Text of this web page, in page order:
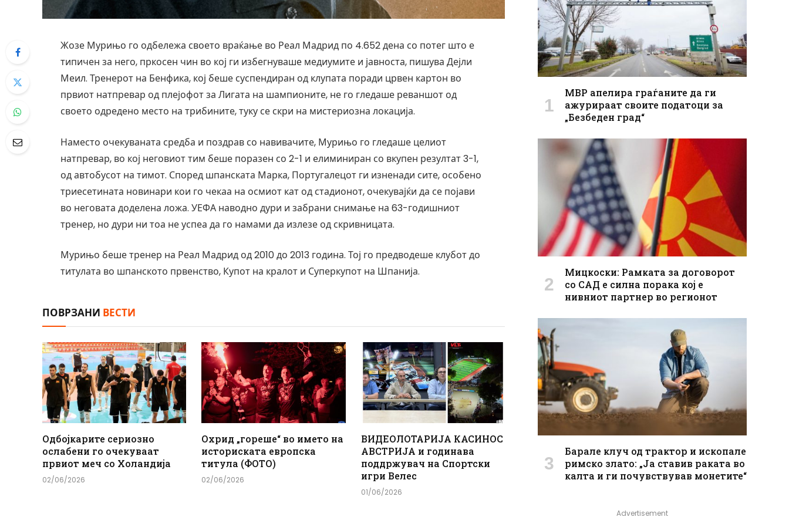
Жозе Мурињо го одбележа своето враќање во Реал Мадрид по 4.652 дена со потег што е
типичен за него, пркосен чин во кој ги избегнуваше медиумите и јавноста, пишува Дејли
Меил. Тренерот на Бенфика, кој беше суспендиран од клупата поради црвен картон во
првиот натпревар од плејофот за Лигата на шампионите, не го гледаше реваншот од
своето одредено место на трибините, туку се скри на мистериозна локација.
Наместо очекуваната средба и поздрав со навивачите, Мурињо го гледаше целиот
натпревар, во кој неговиот тим беше поразен со 2-1 и елиминиран со вкупен резултат 3-1,
од автобусот на тимот. Според шпанската Марка, Португалецот ги изненади сите, особено
триесетината новинари кои го чекаа на осмиот кат од стадионот, очекувајќи да се појави
во неговата доделена ложа. УЕФА наводно дури и забрани снимање на 63-годишниот
тренер, но дури ни тоа не успеа да го намами да излезе од скривницата.
Мурињо беше тренер на Реал Мадрид од 2010 до 2013 година. Тој го предводеше клубот до
титулата во шпанското првенство, Купот на кралот и Суперкупот на Шпанија.
ПОВРЗАНИ ВЕСТИ
Одбојкарите сериозно
ослабени го очекуваат
првиот меч со Холандија
02/06/2026
Охрид „гореше“ во името на
историската европска
титула (ФОТО)
02/06/2026
ВИДЕОЛОТАРИЈА КАСИНОС
АВСТРИЈА и годинава
поддржувач на Спортски
игри Велес
01/06/2026
МВР апелира граѓаните да ги
ажурираат своите податоци за
„Безбеден град“
Мицкоски: Рамката за договорот
со САД е силна порака кој е
нивниот партнер во регионот
Барале клуч од трактор и ископале
римско злато: „Ја ставив раката во
калта и ги почувствував монетите“
Advertisement